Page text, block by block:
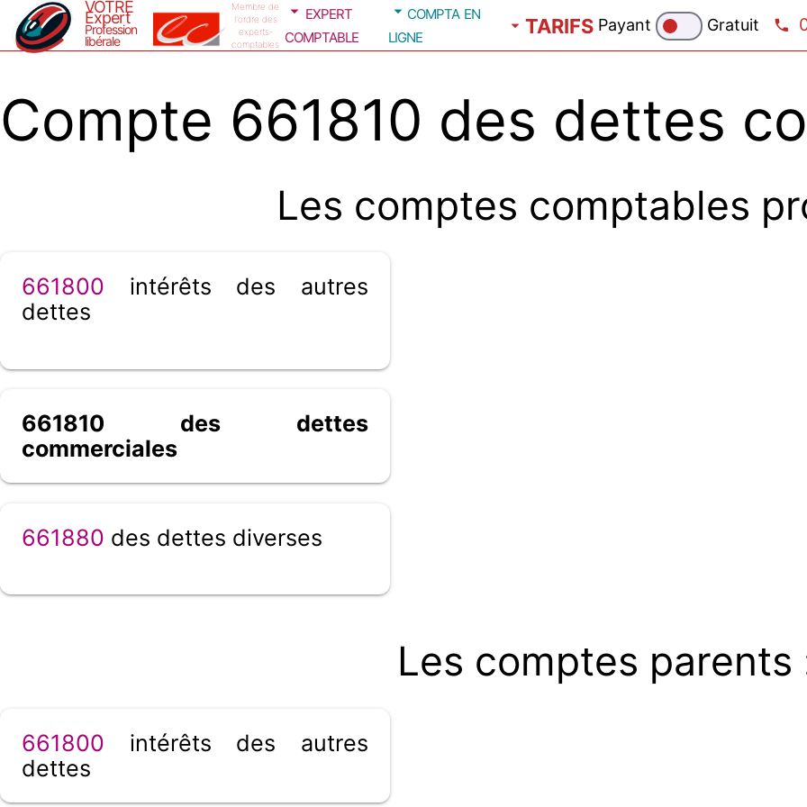
VOTRE
Expert
Profession
libérale
Membre de
l'ordre des
experts-
comptables
expert
comptable
compta en
ligne
TARIFS Payant Gratuit
Compte 661810 des dettes
Les comptes comptables
661800 intérêts des autres
dettes
661810 des dettes
commerciales
661880 des dettes diverses
Les comptes parents
661800 intérêts des autres
dettes